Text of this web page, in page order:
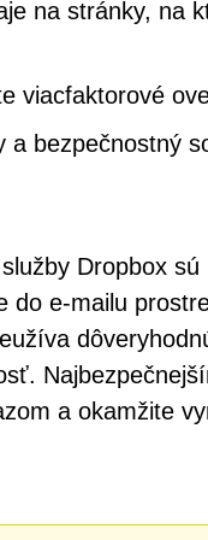
na stránky, na
viacfaktorové
a bezpečnostný
Dropbox
do e-mailu
a okamžite